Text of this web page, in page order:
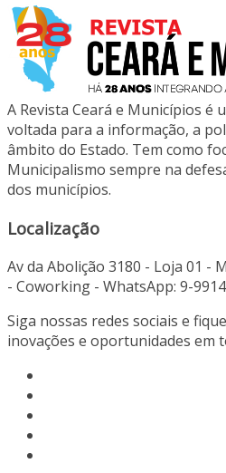
A Revista Ceará e Municípios é
voltada para a informação, a
âmbito do Estado. Tem como
Municipalismo sempre na
dos municípios.
Localização
Av da Abolição 3180 - Loja 01 -
- Coworking - WhatsApp: 9-
Siga nossas redes sociais e
inovações e oportunidades em